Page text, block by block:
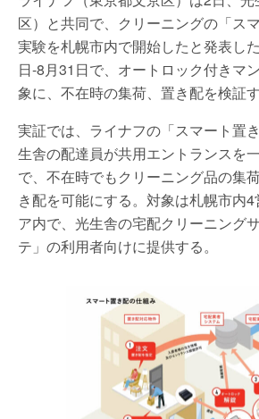
区）と共同で、クリーニングの「ス
実験を札幌市内で開始したと発表し
日-8月31日で、オートロック付きマ
象に、不在時の集荷、置き配を検証す
実証では、ライナフの「スマート置
生舎の配達員が共用エントランスを
で、不在時でもクリーニング品の集
き配を可能にする。対象は札幌市内4
ア内で、光生舎の宅配クリーニング
テ」の利用者向けに提供する。